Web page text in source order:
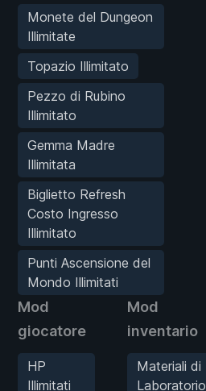
Monete del Dungeon
Illimitate
Topazio Illimitato
Pezzo di Rubino
Illimitato
Gemma Madre
Illimitata
Biglietto Refresh
Costo Ingresso
Illimitato
Punti Ascensione del
Mondo Illimitati
Mod
giocatore
HP
Illimitati
Mod
inventario
Materiali di
Laboratorio